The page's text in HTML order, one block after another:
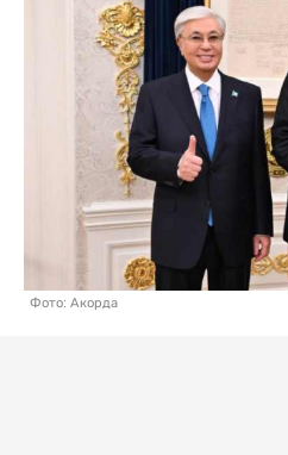
Фото: Акорда